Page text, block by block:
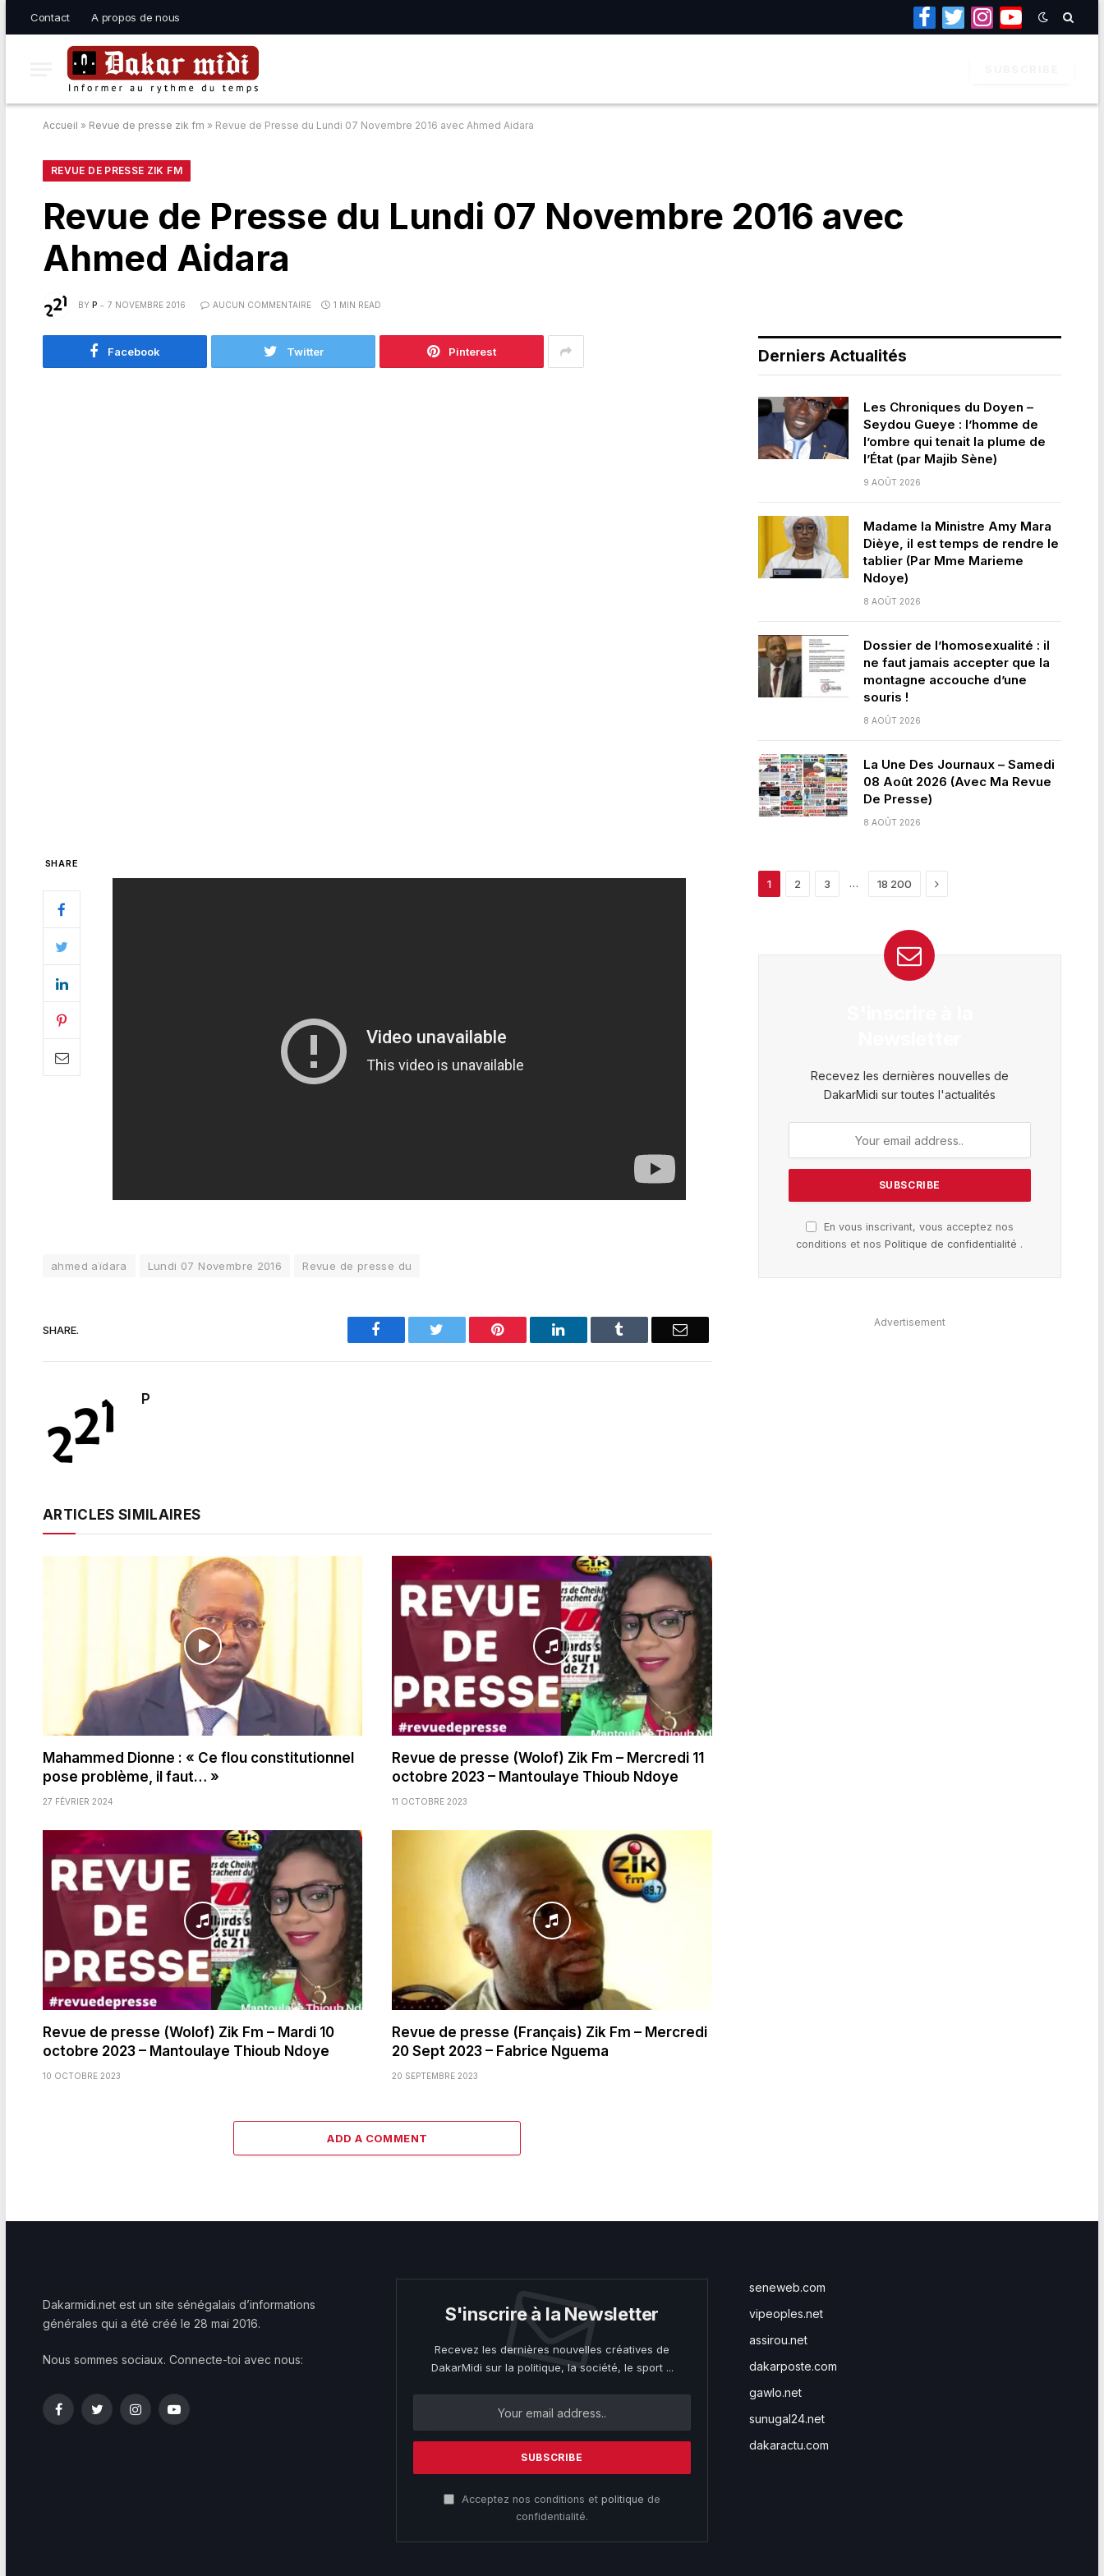
Contact A propos de nous
Facebook
TwitterInstagramYouTube
Accueil » Revue de presse zik fm » Revue de Presse du Lundi 07 Novembre 2016 avec Ahmed Aidara
REVUE DE PRESSE ZIK FM
Revue de Presse du Lundi 07 Novembre 2016 avec
Ahmed Aidara
BY P 7 NOVEMBRE 2016 AUCUN COMMENTAIRE 1 MIN READ
Facebook Twitter Pinterest
SHARE
ahmed aïdara Lundi 07 Novembre 2016 Revue de presse du
SHARE. Facebook Pinterest LinkedIn Email
P
ARTICLES SIMILAIRES
Mahammed Dionne : « Ce flou constitutionnel
pose problème, il faut… »
27 FÉVRIER 2024
Revue de presse (Wolof) Zik Fm – Mercredi 11
octobre 2023 – Mantoulaye Thioub Ndoye
11 OCTOBRE 2023
Revue de presse (Wolof) Zik Fm – Mardi 10
octobre 2023 – Mantoulaye Thioub Ndoye
10 OCTOBRE 2023
Revue de presse (Français) Zik Fm – Mercredi
20 Sept 2023 – Fabrice Nguema
20 SEPTEMBRE 2023
ADD A COMMENT
Derniers Actualités
Les Chroniques du Doyen –
Seydou Gueye : l’homme de
l’ombre qui tenait la plume de
l’État (par Majib Sène)
9 AOÛT 2026
Madame la Ministre Amy Mara
Dièye, il est temps de rendre le
tablier (Par Mme Marieme
Ndoye)
8 AOÛT 2026
Dossier de l’homosexualité : il
ne faut jamais accepter que la
montagne accouche d’une
souris !
8 AOÛT 2026
La Une Des Journaux – Samedi
08 Août 2026 (Avec Ma Revue
De Presse)
8 AOÛT 2026
1 2 3 … 18 200 Next
Recevez les dernières nouvelles de
DakarMidi sur toutes l'actualités
En vous inscrivant, vous acceptez nos
conditions et nosPolitique de confidentialité .
Advertisement
Dakarmidi.net est un site sénégalais d’informations
générales qui a été créé le 28 mai 2016.
Nous sommes sociaux. Connecte-toi avec nous:
FacebookTwitterInstagramYouTube
S'inscrire à la Newsletter
Recevez les dernières nouvelles créatives de
DakarMidi sur la politique, la société, le sport ...
Acceptez nos conditions et politique de
confidentialité.
seneweb.com
vipeoples.net
assirou.net
dakarposte.com
gawlo.net
sunugal24.net
dakaractu.com